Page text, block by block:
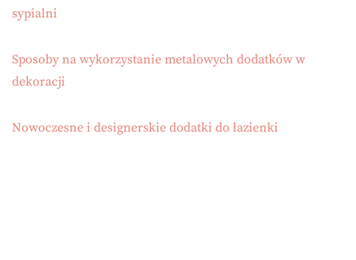
sypialni
Sposoby na wykorzystanie metalowych dodatków w
dekoracji
Nowoczesne i designerskie dodatki do łazienki